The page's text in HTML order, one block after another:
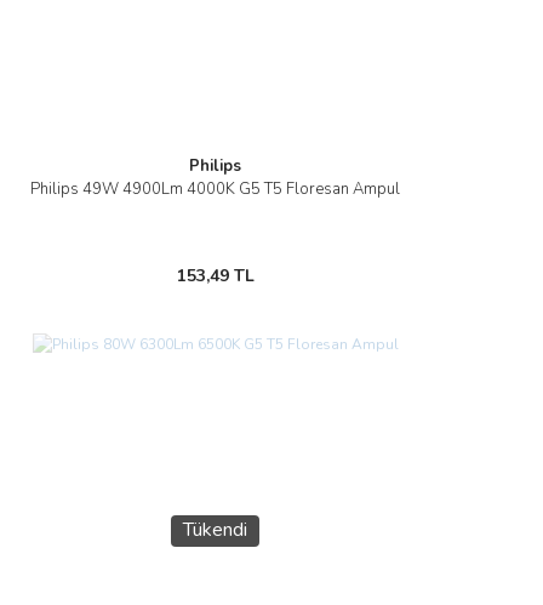
Philips
Philips 49W 4900Lm 4000K G5 T5 Floresan Ampul
153,49 TL
Tükendi